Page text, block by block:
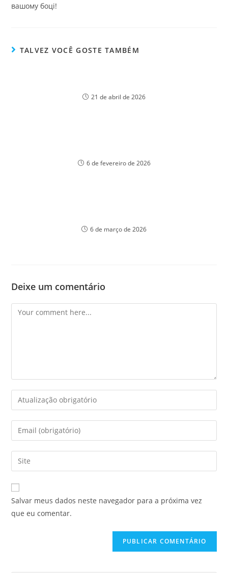
вашому боці!
TALVEZ VOCÊ GOSTE TAMBÉM
21 de abril de 2026
6 de fevereiro de 2026
6 de março de 2026
Deixe um comentário
Salvar meus dados neste navegador para a próxima vez
que eu comentar.